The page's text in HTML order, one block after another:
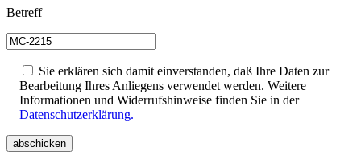
Betreff
Sie erklären sich damit einverstanden, daß Ihre Daten zur
Bearbeitung Ihres Anliegens verwendet werden. Weitere
Informationen und Widerrufshinweise finden Sie in der
Datenschutzerklärung.